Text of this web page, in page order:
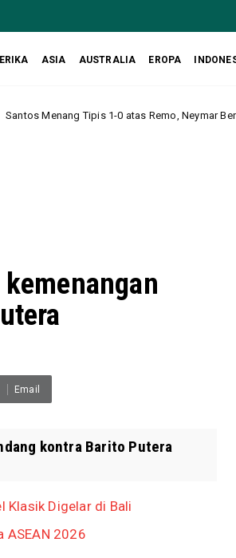
ASIA AUSTRALIA EROPA
Remo, Neymar Beri Assist dan Antar Tim
Email
kontra Barito Putera
Klasik Digelar di Bali
ASEAN 2026